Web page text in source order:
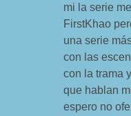
mi la serie
FirstKhao
una serie
con las
con la trama
que hablan
espero no